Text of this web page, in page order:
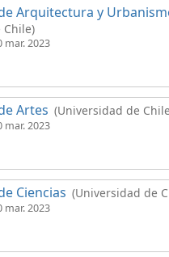
Arquitectura y
mar. 2023
Artes (Universidad de
mar. 2023
Ciencias (Universidad de
mar. 2023